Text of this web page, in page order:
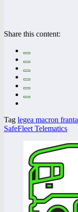
Share this content:
Tag legea macron franta
SafeFleet Telematics